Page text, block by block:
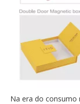
Na era do consumo